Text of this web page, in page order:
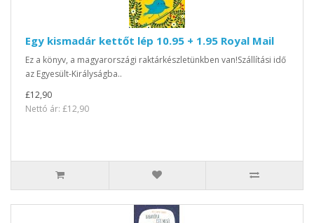
Egy kismadár kettőt lép 10.95 + 1.95 Royal Mail
Ez a könyv, a magyarországi raktárkészletünkben van!Szállítási idő
az Egyesült-Királyságba..
£12,90
Nettó ár: £12,90